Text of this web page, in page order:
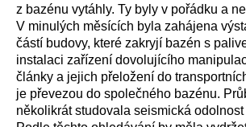
z bazénu vytáhly. Ty byly v pořádku a
V minulých měsících byla zahájena
částí budovy, které zakryjí bazén s
instalaci zařízení dovolujícího
články a jejich přeložení do
je převezou do společného bazénu.
několikrát studovala seismická